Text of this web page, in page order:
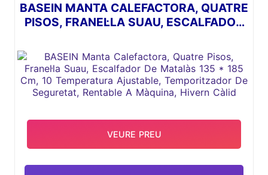
de 60 x 90 cm, 10 cm més llarg que altres
escalfadors d'esquena és ideal per a alleujar el
dolor d'esquena, coll i espatlla.
no es preocupi pel sobreescalfament.
【DIVERSOS NIVELLS DE CALEFACCIÓ】: 3 nivells
de calefacció, 1,5 hores de calefacció controlada
per temps, cable de càrrega de 2,4 m per a
satisfer les teves diferents necessitats de
el moviment durant l'ús.
BASEIN MANTA CALEFACTORA, QUATRE
PISOS, FRANEL·LA SUAU, ESCALFADOR
TEMPERATURA AJUSTABLE,
TEMPORITZADOR DE SEGURETAT,
RENTABLE A MÀQUINA, HIVERN CÀLID
VEURE PREU